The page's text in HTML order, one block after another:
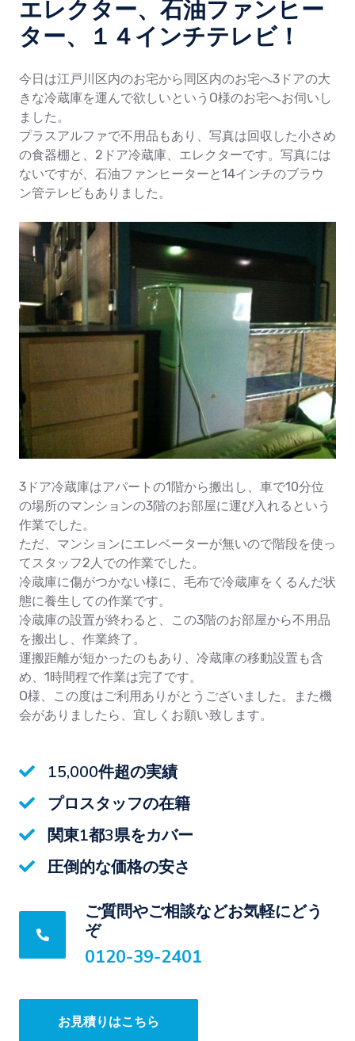
エレクター、石油ファンヒー
ター、１４インチテレビ！
今日は江戸川区内のお宅から同区内のお宅へ3ドアの大
きな冷蔵庫を運んで欲しいというO様のお宅へお伺いし
ました。
プラスアルファで不用品もあり、写真は回収した小さめ
の食器棚と、2ドア冷蔵庫、エレクターです。写真には
ないですが、石油ファンヒーターと14インチのブラウ
ン管テレビもありました。
3ドア冷蔵庫はアパートの1階から搬出し、車で10分位
の場所のマンションの3階のお部屋に運び入れるという
作業でした。
ただ、マンションにエレベーターが無いので階段を使っ
てスタッフ2人での作業でした。
冷蔵庫に傷がつかない様に、毛布で冷蔵庫をくるんだ状
態に養生しての作業です。
冷蔵庫の設置が終わると、この3階のお部屋から不用品
を搬出し、作業終了。
運搬距離が短かったのもあり、冷蔵庫の移動設置も含
め、1時間程で作業は完了です。
O様、この度はご利用ありがとうございました。また機
会がありましたら、宜しくお願い致します。
15,000件超の実績
プロスタッフの在籍
関東1都3県をカバー
圧倒的な価格の安さ
ご質問やご相談などお気軽にどう
ぞ
0120-39-2401
お見積りはこちら